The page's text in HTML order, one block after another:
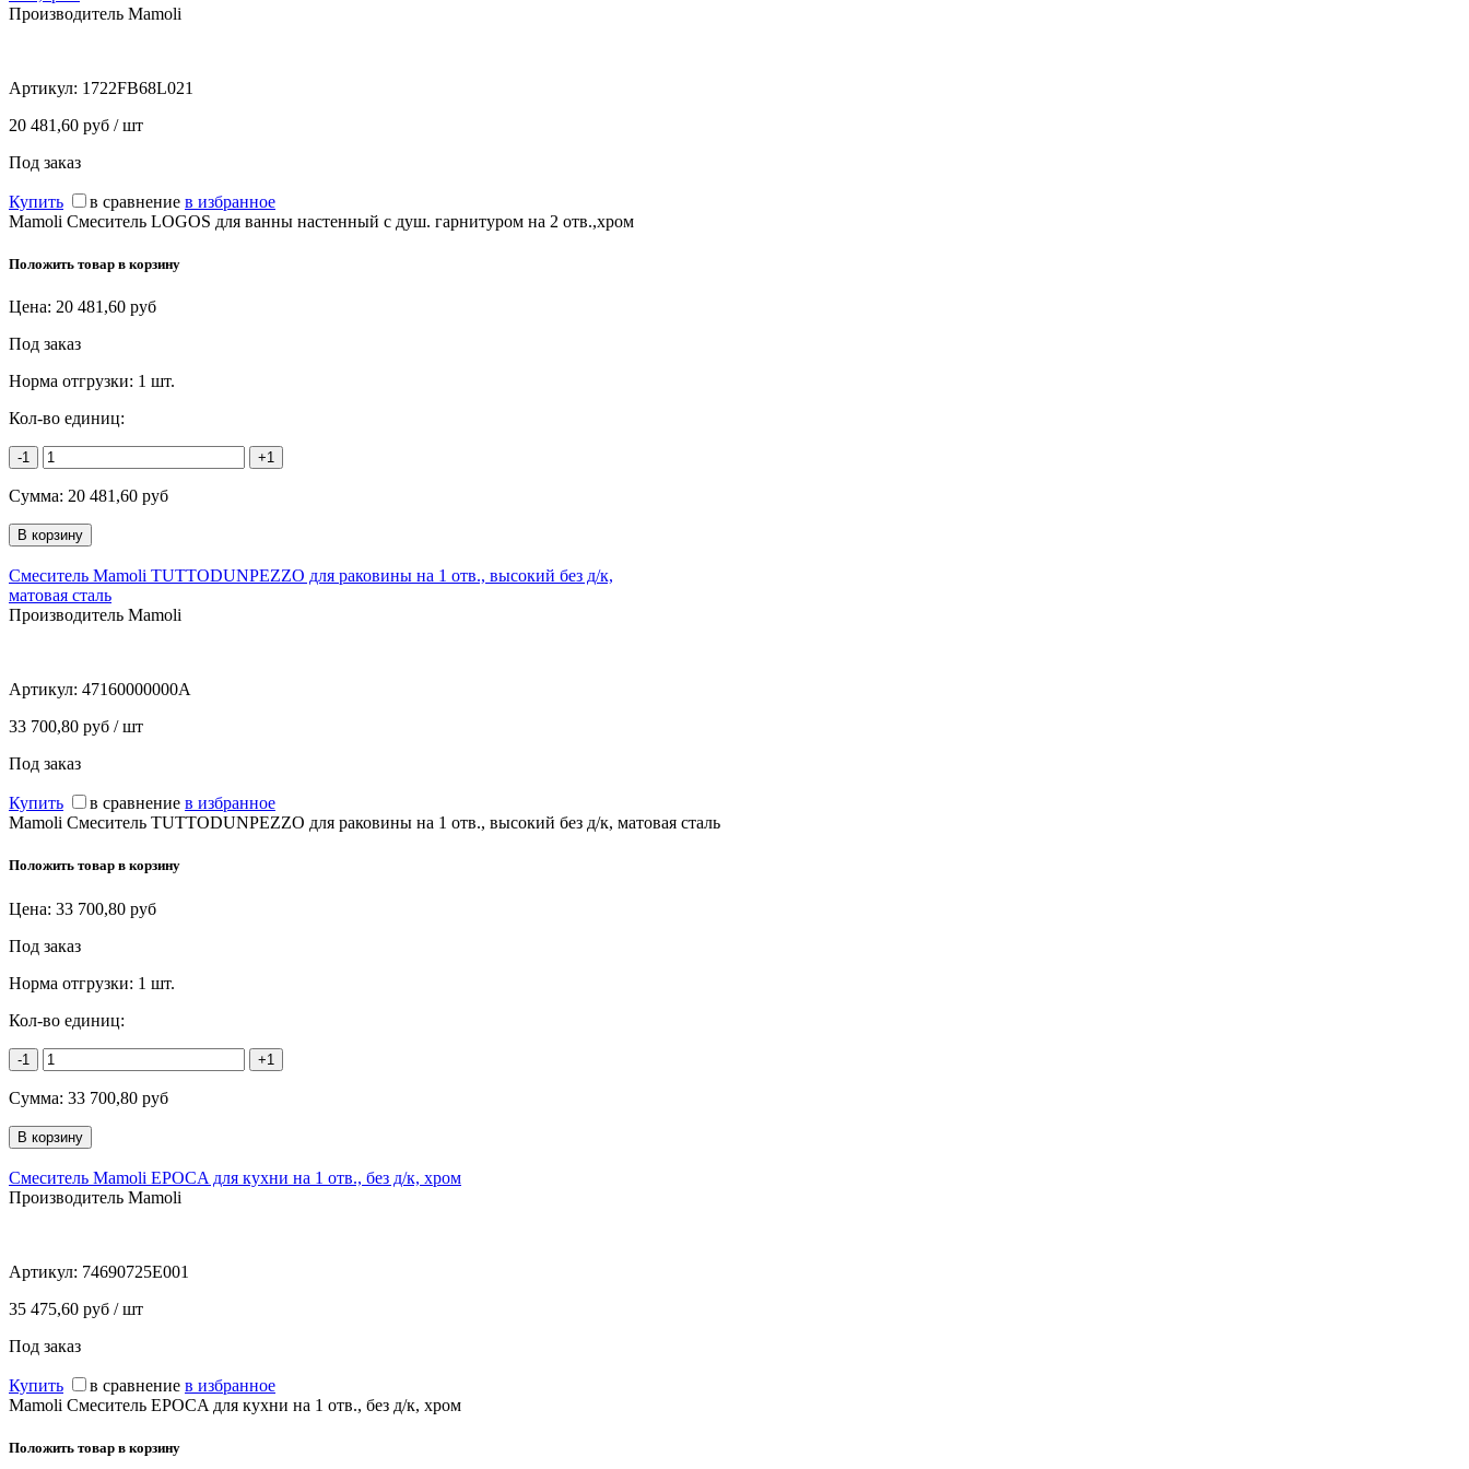
Производитель Mamoli
Артикул: 1722FB68L021
20 481,60 руб / шт
Под заказ
Купить в сравнение в избранное
Mamoli Смеситель LOGOS для ванны настенный с душ. гарнитуром на 2 отв.,хром
Положить товар в корзину
Цена: 20 481,60 руб
Под заказ
Норма отгрузки: 1 шт.
Кол-во единиц:
-1 +1
Сумма: 20 481,60 руб
Cмеситель Mamoli TUTTODUNPEZZO для раковины на 1 отв., высокий без д/к,
матовая сталь
Производитель Mamoli
Артикул: 47160000000A
33 700,80 руб / шт
Под заказ
Купить в сравнение в избранное
Mamoli Cмеситель TUTTODUNPEZZO для раковины на 1 отв., высокий без д/к, матовая сталь
Положить товар в корзину
Цена: 33 700,80 руб
Под заказ
Норма отгрузки: 1 шт.
Кол-во единиц:
-1 +1
Сумма: 33 700,80 руб
Смеситель Mamoli EPOCA для кухни на 1 отв., без д/к, хром
Производитель Mamoli
Артикул: 74690725E001
35 475,60 руб / шт
Под заказ
Купить в сравнение в избранное
Mamoli Смеситель EPOCA для кухни на 1 отв., без д/к, хром
Положить товар в корзину